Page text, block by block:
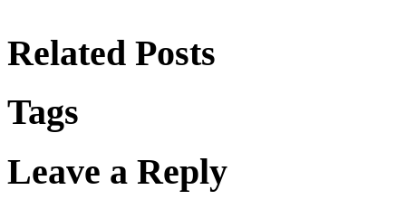
Related Posts
Tags
Leave a Reply